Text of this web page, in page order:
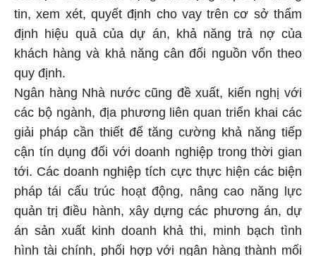
tin, xem xét, quyết định cho vay trên cơ sở thẩm
định hiệu quả của dự án, khả năng trả nợ của
khách hàng và khả năng cân đối nguồn vốn theo
quy định.
Ngân hàng Nhà nước cũng đề xuất, kiến nghị với
các bộ ngành, địa phương liên quan triển khai các
giải pháp cần thiết để tăng cường khả năng tiếp
cận tín dụng đối với doanh nghiệp trong thời gian
tới. Các doanh nghiệp tích cực thực hiện các biện
pháp tái cấu trúc hoạt động, nâng cao năng lực
quản trị điều hành, xây dựng các phương án, dự
án sản xuất kinh doanh khả thi, minh bạch tình
hình tài chính, phối hợp với ngân hàng thành mối